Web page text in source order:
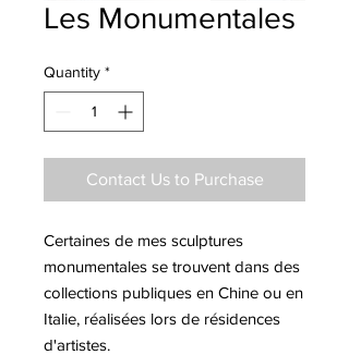
Les Monumentales
Quantity *
Contact Us to Purchase
Certaines de mes sculptures
monumentales se trouvent dans des
collections publiques en Chine ou en
Italie, réalisées lors de résidences
d'artistes.